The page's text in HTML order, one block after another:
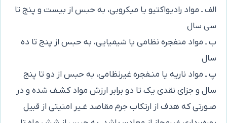
الف ـ مواد رادیواکتیو یا میکروبی، به حبس از بیست و پنج تا
سی سال
ب ـ مواد منفجره نظامی یا شیمیایی، به حبس از پنج تا ده
سال
پ ـ مواد ناریه یا منـفجره غیرنظامی، به حبس از دو تا پنج
سال و جزای نقدی یک تا دو برابر ارزش مواد کشـف شده و در
صـورتی که هدف از ارتکاب جرم مقاصد غـیر امنیتی از قبیل